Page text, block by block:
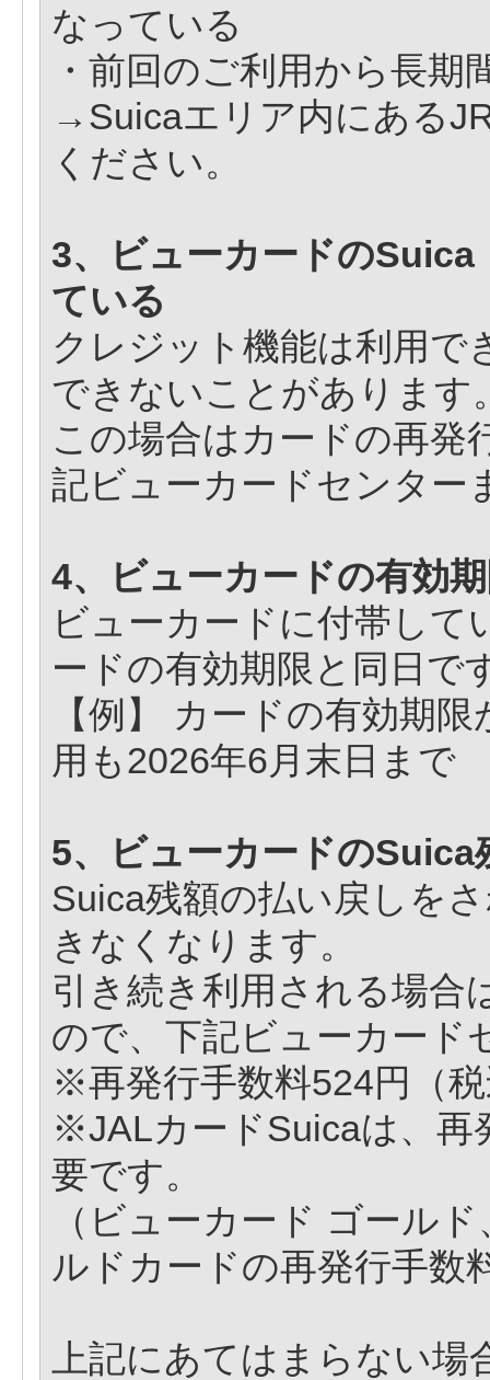
なっている
・前回のご利用から長期
→Suicaエリア内にある
ください。
3、ビューカードのSuica
ている
クレジット機能は利用で
できないことがあります
この場合はカードの再発
記ビューカードセンター
4、ビューカードの有効
ビューカードに付帯して
ードの有効期限と同日で
【例】 カードの有効期
用も2026年6月末日まで
5、ビューカードの
Suica残額の払い戻しを
きなくなります。
引き続き利用される場合
ので、下記ビューカード
※再発行手数料524円（
※JALカードSuicaは、再
要です。
（ビューカード ゴール
ルドカードの再発行手数
上記にあてはまらない